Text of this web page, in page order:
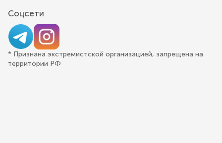
Соцсети
* Признана экстремистской организацией, запрещена на
территории РФ